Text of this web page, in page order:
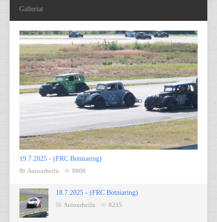
Galleriat
19.7.2025 - (FRC Botniaring)
Autourheilu
8808
18.7.2025 - (FRC Botniaring)
Autourheilu
8235